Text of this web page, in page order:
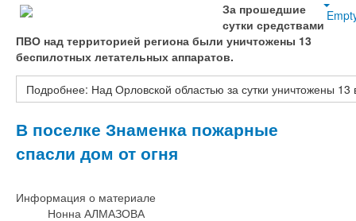
За прошедшие
сутки средствами
ПВО над территорией региона были уничтожены 13
беспилотных летательных аппаратов.
Подробнее: Над Орловской областью за сутки уничтожены
В поселке Знаменка пожарные
спасли дом от огня
Информация о материале
Нонна АЛМАЗОВА